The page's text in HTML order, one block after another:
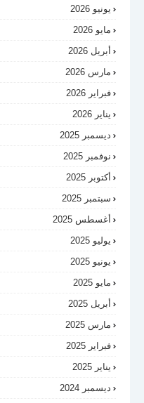
يونيو 2026
مايو 2026
أبريل 2026
مارس 2026
فبراير 2026
يناير 2026
ديسمبر 2025
نوفمبر 2025
أكتوبر 2025
سبتمبر 2025
أغسطس 2025
يوليو 2025
يونيو 2025
مايو 2025
أبريل 2025
مارس 2025
فبراير 2025
يناير 2025
ديسمبر 2024